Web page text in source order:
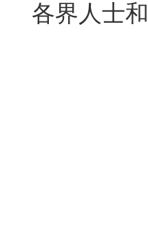
各界人士和